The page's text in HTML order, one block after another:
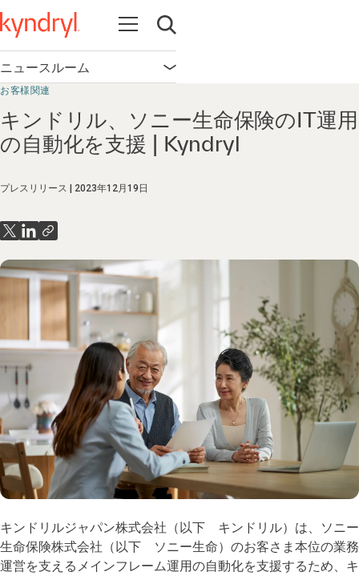
Open navigation
Open search
ニュースルーム Open navigation
お客様関連
キンドリル、ソニー生命保険のIT運用
の自動化を支援 | Kyndryl
プレスリリース 2023年12月19日
キンドリルジャパン株式会社（以下 キンドリル）は、ソニー
生命保険株式会社（以下 ソニー生命）のお客さま本位の業務
運営を支えるメインフレーム運用の自動化を支援するため、キ